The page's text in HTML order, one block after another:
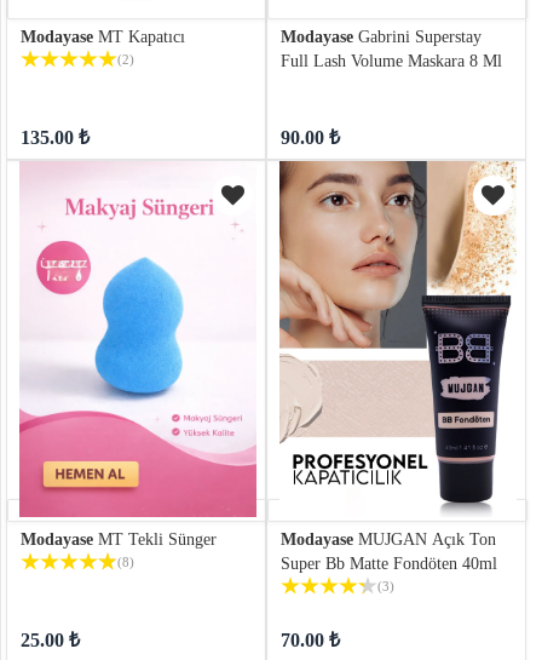
Takımlarkeyboard_arrow_down
Elbise
Giyimkeyboard_arrow_down
keyboard_arrow_down
Tesettür
Giyim keyboard_arrow_down
keyboard_arrow_down
Giyimkeyboard_arrow_down
Modayase MT Kapatıcı
(2)
135.00 ₺
Modayase Gabrini Superstay
Full Lash Volume Maskara 8 Ml
90.00 ₺
Modayase MT Tekli Sünger
(8)
25.00 ₺
Modayase MUJGAN Açık Ton
Super Bb Matte Fondöten 40ml
(3)
70.00 ₺